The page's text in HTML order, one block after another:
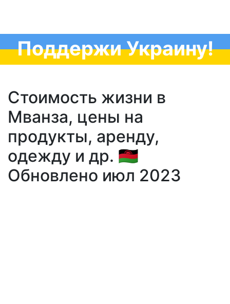
Поддержи Украину!
Стоимость жизни в
Мванза, цены на
продукты, аренду,
одежду и др. 🇲🇼
Обновлено июл 2023